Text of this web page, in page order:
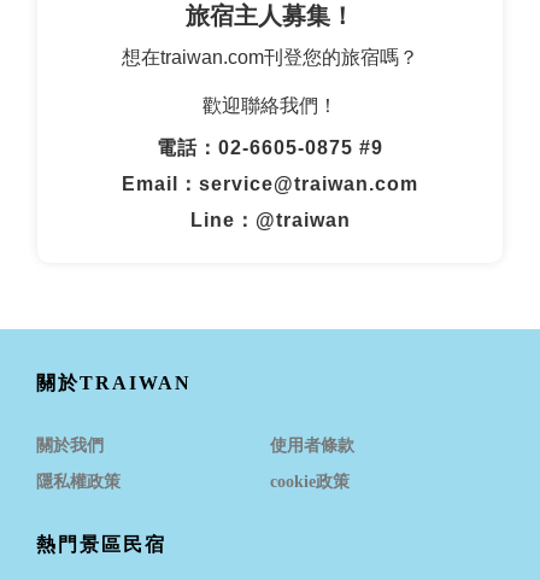
旅宿主人募集！
想在traiwan.com刊登您的旅宿嗎？
歡迎聯絡我們！
電話：02-6605-0875 #9
Email：service@traiwan.com
Line：@traiwan
關於TRAIWAN
關於我們
使用者條款
隱私權政策
cookie政策
熱門景區民宿